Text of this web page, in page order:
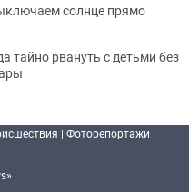
солнце прямо
тайно рвануть с детьми без
| Фоторепортажи |